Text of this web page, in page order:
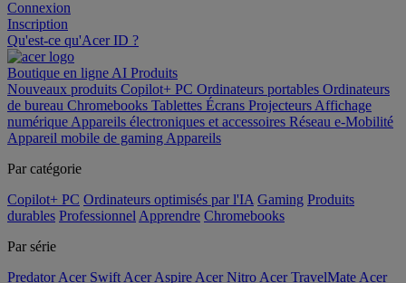
Connexion
Inscription
Qu'est-ce qu'Acer ID ?
Boutique en ligne AI Produits
Nouveaux produits Copilot+ PC Ordinateurs portables Ordinateurs
de bureau Chromebooks Tablettes Écrans Projecteurs Affichage
numérique Appareils électroniques et accessoires Réseau e-Mobilité
Appareil mobile de gaming Appareils
Par catégorie
Copilot+ PC Ordinateurs optimisés par l'IA Gaming Produits
durables Professionnel Apprendre Chromebooks
Par série
Predator Acer Swift Acer Aspire Acer Nitro Acer TravelMate Acer